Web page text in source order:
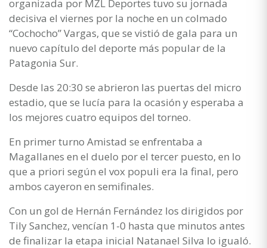
organizada por MZL Deportes tuvo su jornada
decisiva el viernes por la noche en un colmado
“Cochocho” Vargas, que se vistió de gala para un
nuevo capítulo del deporte más popular de la
Patagonia Sur.
Desde las 20:30 se abrieron las puertas del micro
estadio, que se lucía para la ocasión y esperaba a
los mejores cuatro equipos del torneo.
En primer turno Amistad se enfrentaba a
Magallanes en el duelo por el tercer puesto, en lo
que a priori según el vox populi era la final, pero
ambos cayeron en semifinales.
Con un gol de Hernán Fernández los dirigidos por
Tily Sanchez, vencían 1-0 hasta que minutos antes
de finalizar la etapa inicial Natanael Silva lo igualó.